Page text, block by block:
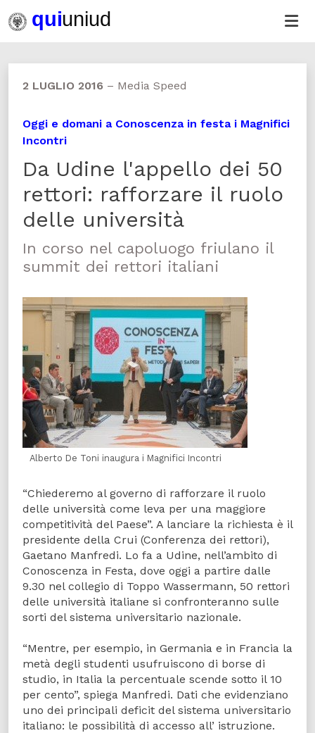
2 LUGLIO 2016 – Media Speed
Oggi e domani a Conoscenza in festa i Magnifici
Incontri
Da Udine l'appello dei 50
rettori: rafforzare il ruolo
delle università
In corso nel capoluogo friulano il
summit dei rettori italiani
Alberto De Toni inaugura i Magnifici Incontri
“Chiederemo al governo di rafforzare il ruolo
delle università come leva per una maggiore
competitività del Paese”. A lanciare la richiesta è il
presidente della Crui (Conferenza dei rettori),
Gaetano Manfredi. Lo fa a Udine, nell’ambito di
Conoscenza in Festa, dove oggi a partire dalle
9.30 nel collegio di Toppo Wassermann, 50 rettori
delle università italiane si confronteranno sulle
sorti del sistema universitario nazionale.
“Mentre, per esempio, in Germania e in Francia la
metà degli studenti usufruiscono di borse di
studio, in Italia la percentuale scende sotto il 10
per cento”, spiega Manfredi. Dati che evidenziano
uno dei principali deficit del sistema universitario
italiano: le possibilità di accesso all’ istruzione.